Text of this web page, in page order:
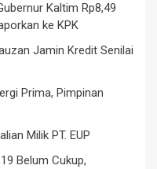
Kaltim Rp8,49
ke KPK
Jamin Kredit Senilai
Prima, Pimpinan
Milik PT. EUP
Belum Cukup,